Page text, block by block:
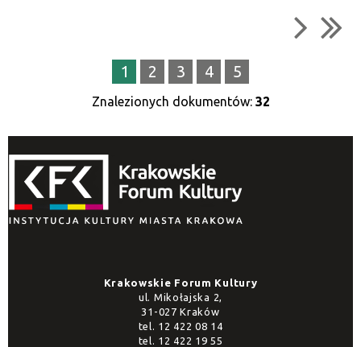
1 2 3 4 5
Znalezionych dokumentów: 32
Krakowskie Forum Kultury
ul. Mikołajska 2,
31-027 Kraków
tel. 12 422 08 14
tel. 12 422 19 55